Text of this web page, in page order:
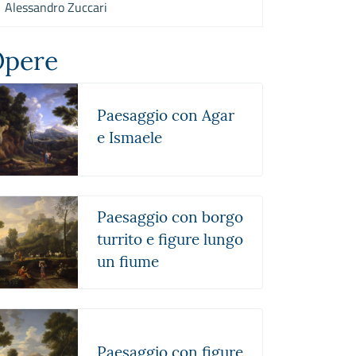
Alessandro Zuccari
Paesaggio con Agar
e Ismaele
Paesaggio con borgo
turrito e figure lungo
un fiume
Paesaggio con figure